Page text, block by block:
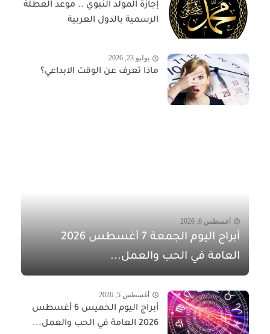
إجازة المولد النبوي .. موعد العطلة
الرسمية بالدول العربية
يوليو 23, 2026
ماذا تعرف عن الوقت الابداعي؟
أغسطس 6, 2026
أبراج اليوم الجمعة 7 أغسطس 2026
العامة في الحب والعمل...
أغسطس 5, 2026
أبراج اليوم الخميس 6 أغسطس
2026 العامة في الحب والعمل...